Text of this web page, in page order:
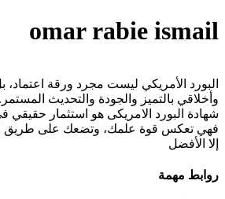
omar rabie ismail
البورد الأمريكي ليست مجرد ورقة اعتماد،
وأخلاقي بالتميز والجودة والتحديث
شهادة البورد الامريكى هو استثمار حقيقي
فهي تعكس قوة علمك، وتضعك على طريق
إلا الأفضل
روابط مهمة